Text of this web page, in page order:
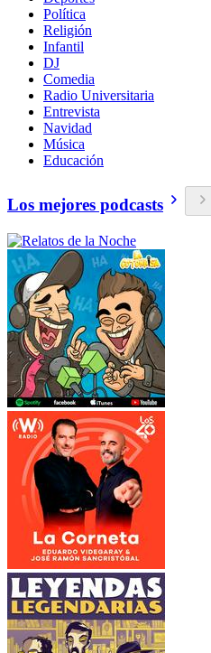
Política
Religión
Infantil
DJ
Comedia
Radio Universitaria
Entrevista
Navidad
Música
Educación
Los mejores podcasts